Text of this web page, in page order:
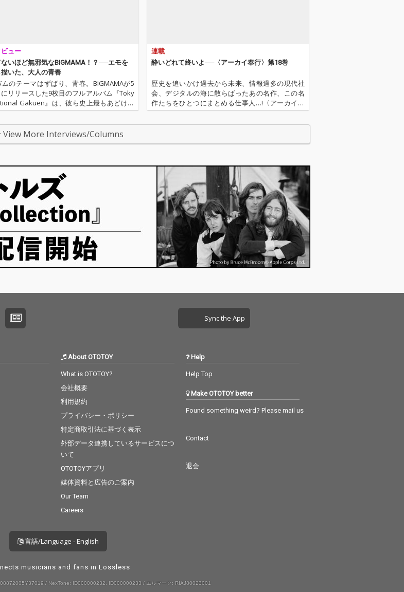
ュー
いほど無邪気なBIGMAMA！？──エモを
いた、大人の青春
ムのテーマはずばり、青春。BIGMAMAが5
リリースした9枚目のフルアルバム『Toky
Gakuen』は、彼ら史上最もあどけな
してエモーショナルな作品となった。その
連載
酔いどれて終いよ──〈アーカイ奉行〉第18巻
歴史を追いかけ過去から未来、情報過多の現代社
会、デジタルの海に散らばったあの名作、この名
作たちをひとつにまとめる仕事人…!〈アーカイ奉
行〉が今日もデジタルの乱世を治める…!'''〈アーカ
View More Interviews/Columns
Sync the App
About OTOTOY
What is OTOTOY?
会社概要
利用規約
プライバシー・ポリシー
特定商取引法に基づく表示
外部データ連携しているサービスにつ
いて
OTOTOYアプリ
媒体資料と広告のご案内
Our Team
Careers
Help
Help Top
Make OTOTOY better
Found something weird? Please mail us
Contact
退会
言語/Language - English
musicians and fans in Lossless
/ NexTone: ID000000232, ID000000233 / エルマーク: RIAJ80023001